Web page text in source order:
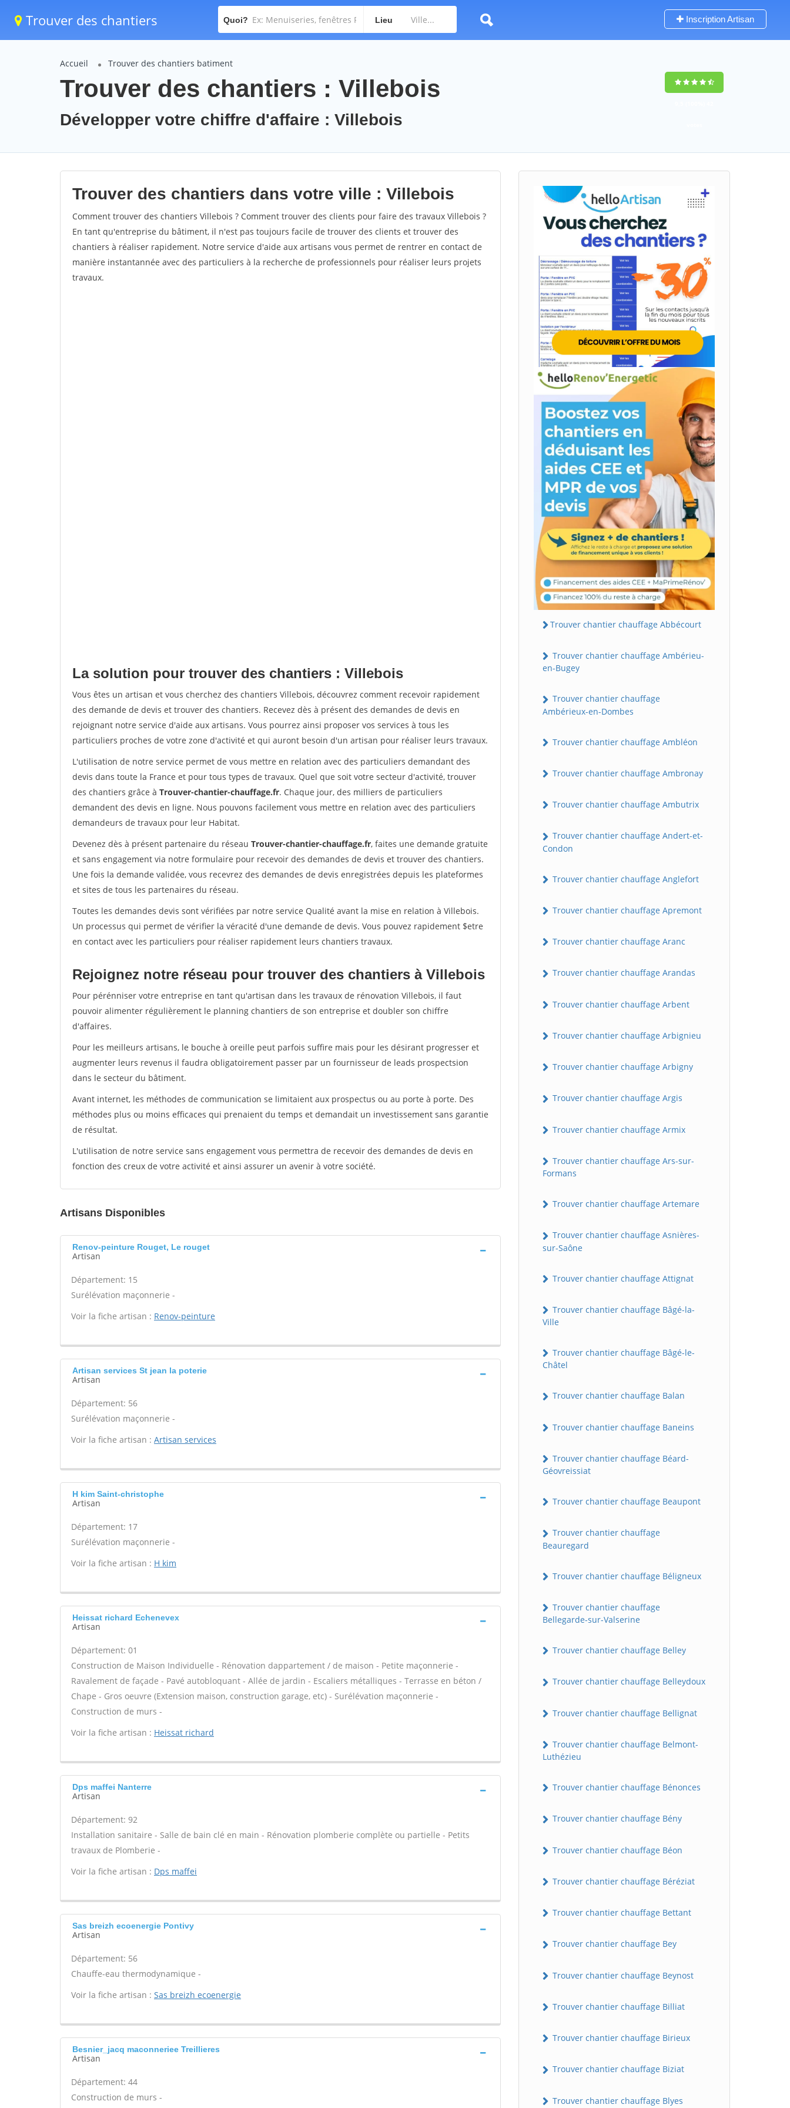
Trouver des chantiers Quoi? Lieu Inscription Artisan
Accueil Trouver des chantiers batiment
Trouver des chantiers : Villebois
Développer votre chiffre d'affaire : Villebois
Trouver des chantiers dans votre ville : Villebois
Comment trouver des chantiers Villebois ? Comment trouver des clients pour faire des travaux Villebois ?
En tant qu'entreprise du bâtiment, il n'est pas toujours facile de trouver des clients et trouver des
chantiers à réaliser rapidement. Notre service d'aide aux artisans vous permet de rentrer en contact de
manière instantannée avec des particuliers à la recherche de professionnels pour réaliser leurs projets
travaux.
La solution pour trouver des chantiers : Villebois
Vous êtes un artisan et vous cherchez des chantiers Villebois, découvrez comment recevoir rapidement
des demande de devis et trouver des chantiers. Recevez dès à présent des demandes de devis en
rejoignant notre service d'aide aux artisans. Vous pourrez ainsi proposer vos services à tous les
particuliers proches de votre zone d'activité et qui auront besoin d'un artisan pour réaliser leurs travaux.
L'utilisation de notre service permet de vous mettre en relation avec des particuliers demandant des
devis dans toute la France et pour tous types de travaux. Quel que soit votre secteur d'activité, trouver
des chantiers grâce à Trouver-chantier-chauffage.fr. Chaque jour, des milliers de particuliers
demandent des devis en ligne. Nous pouvons facilement vous mettre en relation avec des particuliers
demandeurs de travaux pour leur Habitat.
Devenez dès à présent partenaire du réseau Trouver-chantier-chauffage.fr, faites une demande gratuite
et sans engagement via notre formulaire pour recevoir des demandes de devis et trouver des chantiers.
Une fois la demande validée, vous recevrez des demandes de devis enregistrées depuis les plateformes
et sites de tous les partenaires du réseau.
Toutes les demandes devis sont vérifiées par notre service Qualité avant la mise en relation à Villebois.
Un processus qui permet de vérifier la véracité d'une demande de devis. Vous pouvez rapidement $etre
en contact avec les particuliers pour réaliser rapidement leurs chantiers travaux.
Rejoignez notre réseau pour trouver des chantiers à Villebois
Pour pérénniser votre entreprise en tant qu'artisan dans les travaux de rénovation Villebois, il faut
pouvoir alimenter régulièrement le planning chantiers de son entreprise et doubler son chiffre
d'affaires.
Pour les meilleurs artisans, le bouche à oreille peut parfois suffire mais pour les désirant progresser et
augmenter leurs revenus il faudra obligatoirement passer par un fournisseur de leads prospectsion
dans le secteur du bâtiment.
Avant internet, les méthodes de communication se limitaient aux prospectus ou au porte à porte. Des
méthodes plus ou moins efficaces qui prenaient du temps et demandait un investissement sans garantie
de résultat.
L'utilisation de notre service sans engagement vous permettra de recevoir des demandes de devis en
fonction des creux de votre activité et ainsi assurer un avenir à votre société.
Artisans Disponibles
Renov-peinture Rouget, Le rouget
Artisan
Département: 15
Surélévation maçonnerie -
Voir la fiche artisan : Renov-peinture
Artisan services St jean la poterie
Artisan
Département: 56
Surélévation maçonnerie -
Voir la fiche artisan : Artisan services
H kim Saint-christophe
Artisan
Département: 17
Surélévation maçonnerie -
Voir la fiche artisan : H kim
Heissat richard Echenevex
Artisan
Département: 01
Construction de Maison Individuelle - Rénovation dappartement / de maison - Petite maçonnerie -
Ravalement de façade - Pavé autobloquant - Allée de jardin - Escaliers métalliques - Terrasse en béton /
Chape - Gros oeuvre (Extension maison, construction garage, etc) - Surélévation maçonnerie -
Construction de murs -
Voir la fiche artisan : Heissat richard
Dps maffei Nanterre
Artisan
Département: 92
Installation sanitaire - Salle de bain clé en main - Rénovation plomberie complète ou partielle - Petits
travaux de Plomberie -
Voir la fiche artisan : Dps maffei
Sas breizh ecoenergie Pontivy
Artisan
Département: 56
Chauffe-eau thermodynamique -
Voir la fiche artisan : Sas breizh ecoenergie
Besnier_jacq maconneriee Treillieres
Artisan
Département: 44
Construction de murs -
Trouver chantier chauffage Abbécourt
Trouver chantier chauffage Ambérieu-
en-Bugey
Trouver chantier chauffage
Ambérieux-en-Dombes
Trouver chantier chauffage Ambléon
Trouver chantier chauffage Ambronay
Trouver chantier chauffage Ambutrix
Trouver chantier chauffage Andert-et-
Condon
Trouver chantier chauffage Anglefort
Trouver chantier chauffage Apremont
Trouver chantier chauffage Aranc
Trouver chantier chauffage Arandas
Trouver chantier chauffage Arbent
Trouver chantier chauffage Arbignieu
Trouver chantier chauffage Arbigny
Trouver chantier chauffage Argis
Trouver chantier chauffage Armix
Trouver chantier chauffage Ars-sur-
Formans
Trouver chantier chauffage Artemare
Trouver chantier chauffage Asnières-
sur-Saône
Trouver chantier chauffage Attignat
Trouver chantier chauffage Bâgé-la-
Ville
Trouver chantier chauffage Bâgé-le-
Châtel
Trouver chantier chauffage Balan
Trouver chantier chauffage Baneins
Trouver chantier chauffage Béard-
Géovreissiat
Trouver chantier chauffage Beaupont
Trouver chantier chauffage
Beauregard
Trouver chantier chauffage Béligneux
Trouver chantier chauffage
Bellegarde-sur-Valserine
Trouver chantier chauffage Belley
Trouver chantier chauffage Belleydoux
Trouver chantier chauffage Bellignat
Trouver chantier chauffage Belmont-
Luthézieu
Trouver chantier chauffage Bénonces
Trouver chantier chauffage Bény
Trouver chantier chauffage Béon
Trouver chantier chauffage Béréziat
Trouver chantier chauffage Bettant
Trouver chantier chauffage Bey
Trouver chantier chauffage Beynost
Trouver chantier chauffage Billiat
Trouver chantier chauffage Birieux
Trouver chantier chauffage Biziat
Trouver chantier chauffage Blyes